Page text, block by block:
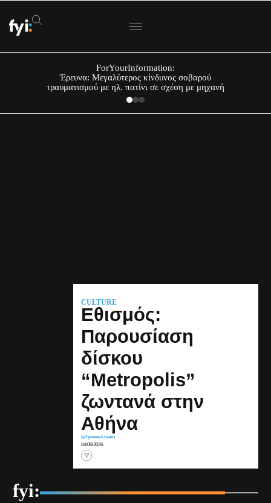
ForYourInformation:
Έρευνα: Μεγαλύτερος κίνδυνος σοβαρού
τραυματισμού με ηλ. πατίνι σε σχέση με μηχανή
CULTURE
Εθισμός:
Παρουσίαση
δίσκου
“Metropolis”
ζωντανά στην
Αθήνα
@fyinews team
04/06/2026
fyi: